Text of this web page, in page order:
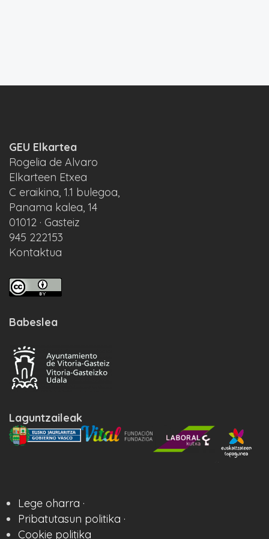
GEU Elkartea
Rogelia de Alvaro
Elkarteen Etxea
C eraikina, 1.1 bulegoa,
Panama kalea, 14
01012 · Gasteiz
945 222153
Kontaktua
Babeslea
Laguntzaileak
Lege oharra ·
Pribatutasun politika ·
Cookie politika